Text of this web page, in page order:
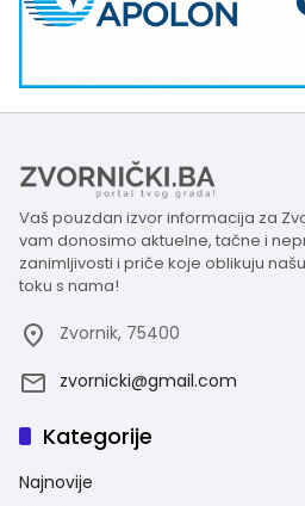
Vaš pouzdan izvor informacija za
vam donosimo aktuelne, tačne i
zanimljivosti i priče koje oblikuju
toku s nama!
Zvornik, 75400
zvornicki@gmail.com
Kategorije
Najnovije